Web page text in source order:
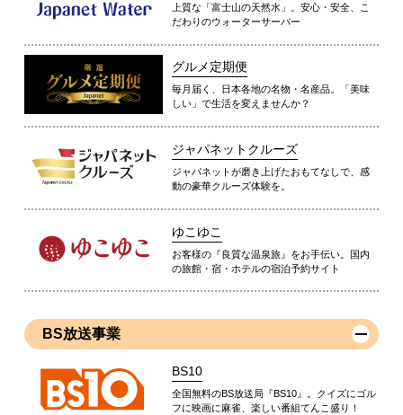
上質な「富士山の天然水」。安心・安全、こ
だわりのウォーターサーバー
グルメ定期便
毎月届く、日本各地の名物・名産品。「美味
しい」で生活を変えませんか？
ジャパネットクルーズ
ジャパネットが磨き上げたおもてなしで、感
動の豪華クルーズ体験を。
ゆこゆこ
お客様の『良質な温泉旅』をお手伝い。国内
の旅館・宿・ホテルの宿泊予約サイト
BS放送事業
BS10
全国無料のBS放送局『BS10』。クイズにゴル
フに映画に麻雀、楽しい番組てんこ盛り！